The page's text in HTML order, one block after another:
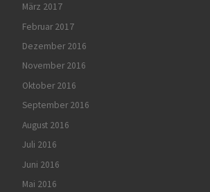
März 2017
Februar 2017
Dezember 2016
November 2016
Oktober 2016
September 2016
August 2016
Juli 2016
Juni 2016
Mai 2016